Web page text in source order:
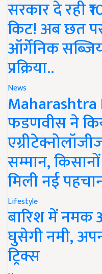
सरकार दे रही
किट! अब छत
ऑर्गेनिक
प्रक्रिया..
News
Maharashtra
फडणवीस ने
सम्मान,
मिली नई
Lifestyle
बारिश में नमक
घुसेगी नमी,
ट्रिक्स